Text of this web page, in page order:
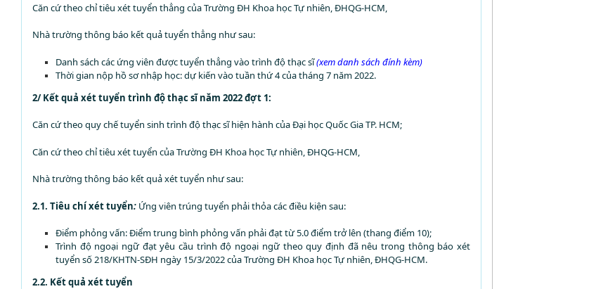
Căn cứ theo chỉ tiêu xét tuyển thẳng của Trường ĐH Khoa học Tự nhiên, ĐHQG-HCM,
Nhà trường thông báo kết quả tuyển thẳng như sau:
Danh sách các ứng viên được tuyển thẳng vào trình độ thạc sĩ(xem danh sách đính kèm)
Thời gian nộp hồ sơ nhập học: dự kiến vào tuần thứ 4 của tháng 7 năm 2022.
2/ Kết quả xét tuyển trình độ thạc sĩ năm 2022 đợt 1:
Căn cứ theo quy chế tuyển sinh trình độ thạc sĩ hiện hành của Đại học Quốc Gia TP. HCM;
Căn cứ theo chỉ tiêu xét tuyển của Trường ĐH Khoa học Tự nhiên, ĐHQG-HCM,
Nhà trường thông báo kết quả xét tuyển như sau:
2.1. Tiêu chí xét tuyển: Ứng viên trúng tuyển phải thỏa các điều kiện sau:
Điểm phỏng vấn: Điểm trung bình phỏng vấn phải đạt từ 5.0 điểm trở lên (thang điểm 10);
Trình độ ngoại ngữ đạt yêu cầu trình độ ngoại ngữ theo quy định đã nêu trong thông báo xét
tuyển số 218/KHTN-SĐH ngày 15/3/2022 của Trường ĐH Khoa học Tự nhiên, ĐHQG-HCM.
2.2. Kết quả xét tuyển